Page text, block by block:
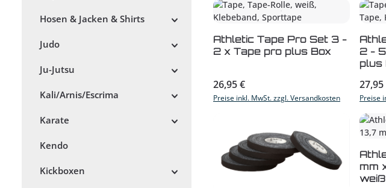
Hosen & Jacken & Shirts
Judo
Ju-Jutsu
Kali/Arnis/Escrima
Karate
Kendo
Kickboxen
Produkt Anzahl: Gib
Athletic Tape Pro Set 3 -
2 x Tape pro plus Box
Regulärer Preis:
26,95 €
Preise inkl. MwSt. zzgl. Versandkosten
2 -
plus
27,95
Preise
mm
weiß